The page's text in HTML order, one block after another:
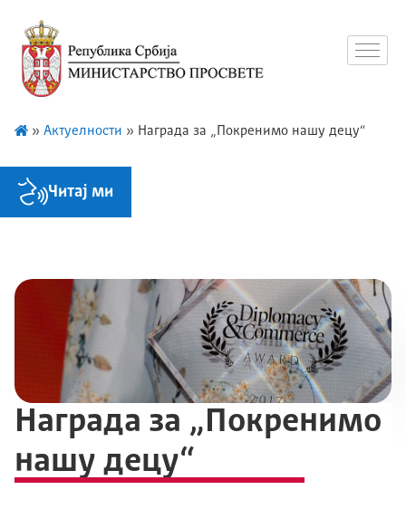
» Актуелности » Награда за „Покренимо нашу децу“
Читај ми
Награда за „Покренимо
нашу децу“